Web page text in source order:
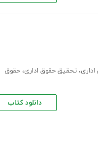
، تحقیق حقوق اداری، حقوق
دانلود کتاب